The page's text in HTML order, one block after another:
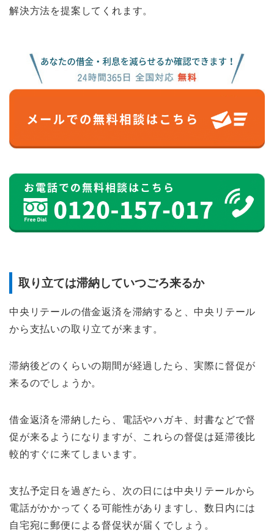
解決方法を提案してくれます。
取り立ては滞納していつごろ来るか
中央リテールの借金返済を滞納すると、中央リテール
から支払いの取り立てが来ます。
滞納後どのくらいの期間が経過したら、実際に督促が
来るのでしょうか。
借金返済を滞納したら、電話やハガキ、封書などで督
促が来るようになりますが、これらの督促は延滞後比
較的すぐに来てしまいます。
支払予定日を過ぎたら、次の日には中央リテールから
電話がかかってくる可能性がありますし、数日内には
自宅宛に郵便による督促状が届くでしょう。